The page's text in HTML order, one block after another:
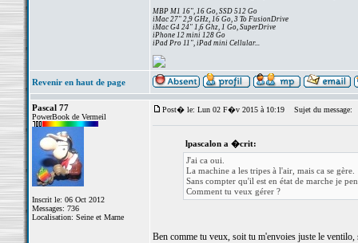
MBP M1 16", 16 Go, SSD 512 Go
iMac 27" 2,9 GHz, 16 Go, 3 To FusionDrive
iMac G4 24" 1,6 Ghz, 1 Go, SuperDrive
iPhone 12 mini 128 Go
iPad Pro 11", iPad mini Cellular...
Revenir en haut de page
Pascal 77
PowerBook de Vermeil
Inscrit le: 06 Oct 2012
Messages: 736
Localisation: Seine et Marne
Post� le: Lun 02 F�v 2015 à 10:19 Sujet du message:
lpascalon a �crit:
J'ai ca oui.
La machine a les tripes à l'air, mais ca se gère.
Sans compter qu'il est en état de marche je
Comment tu veux gérer ?
Ben comme tu veux, soit tu m'envoies juste le